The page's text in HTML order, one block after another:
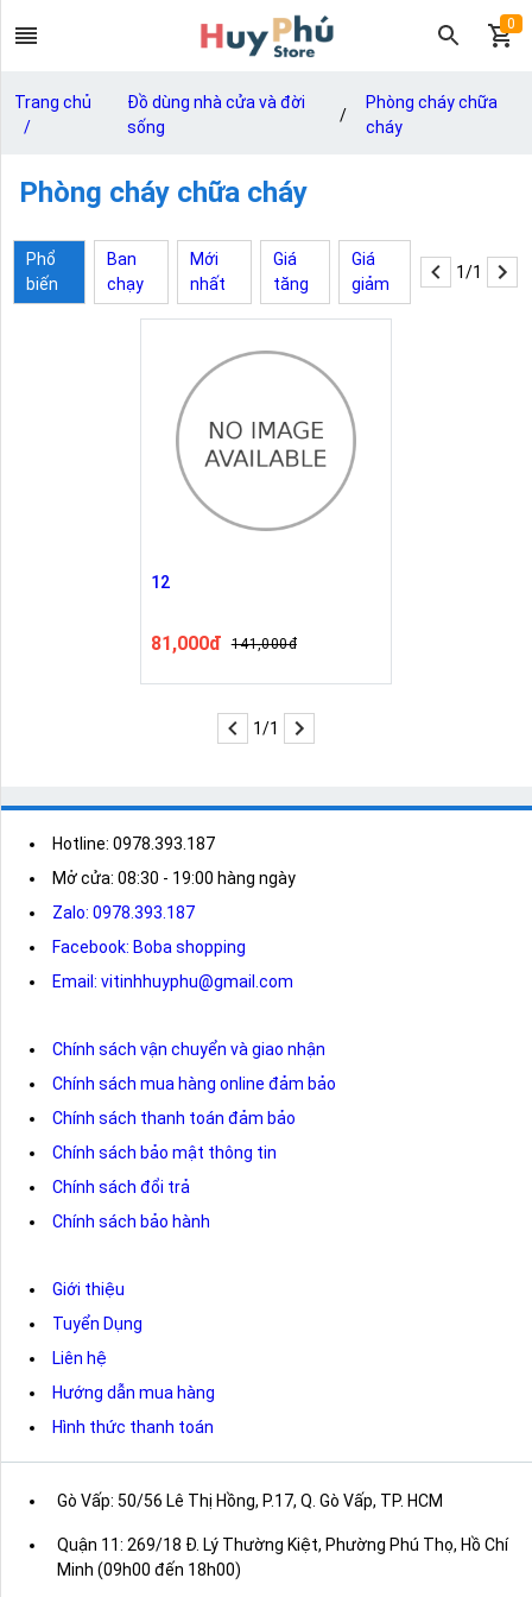
0
Trang chủ
/
Đồ dùng nhà cửa và đời
sống
/
Phòng cháy chữa
cháy
Phòng cháy chữa cháy
Phổ
biến
Ban
chạy
Mới
nhất
Giá
tăng
Giá
giảm
1/1
12
81,000đ 141,000đ
1/1
Hotline: 0978.393.187
Mở cửa: 08:30 - 19:00 hàng ngày
Zalo: 0978.393.187
Facebook: Boba shopping
Email: vitinhhuyphu@gmail.com
Chính sách vận chuyển và giao nhận
Chính sách mua hàng online đảm bảo
Chính sách thanh toán đảm bảo
Chính sách bảo mật thông tin
Chính sách đổi trả
Chính sách bảo hành
Giới thiệu
Tuyển Dụng
Liên hệ
Hướng dẫn mua hàng
Hình thức thanh toán
Gò Vấp: 50/56 Lê Thị Hồng, P.17, Q. Gò Vấp, TP. HCM
Quận 11: 269/18 Đ. Lý Thường Kiệt, Phường Phú Thọ, Hồ Chí
Minh (09h00 đến 18h00)